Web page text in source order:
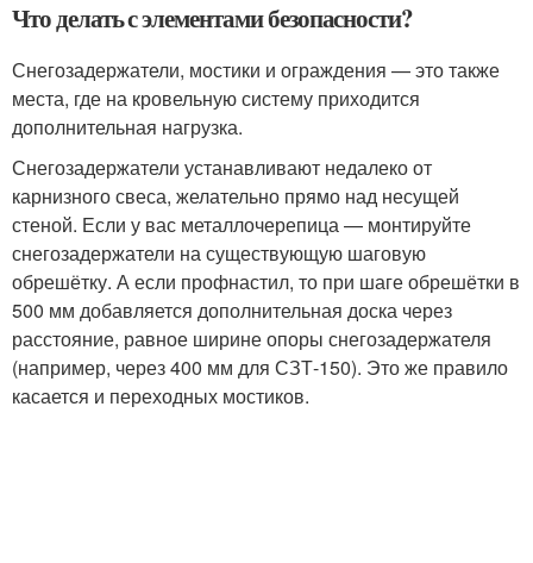
Что делать с элементами безопасности?
Снегозадержатели, мостики и ограждения — это также
места, где на кровельную систему приходится
дополнительная нагрузка.
Снегозадержатели устанавливают недалеко от
карнизного свеса, желательно прямо над несущей
стеной. Если у вас металлочерепица — монтируйте
снегозадержатели на существующую шаговую
обрешётку. А если профнастил, то при шаге обрешётки в
500 мм добавляется дополнительная доска через
расстояние, равное ширине опоры снегозадержателя
(например, через 400 мм для СЗТ-150). Это же правило
касается и переходных мостиков.